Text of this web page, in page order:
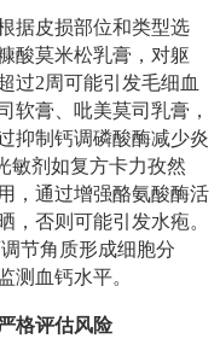
据皮损部位和类型选
酸莫米松乳膏，对躯
过2周可能引发毛细血
软膏、吡美莫司乳膏，
抑制钙调磷酸酶减少炎
敏剂如复方卡力孜然
，通过增强酪氨酸酶活
，否则可能引发水疱。
节角质形成细胞分
测血钙水平。
格评估风险